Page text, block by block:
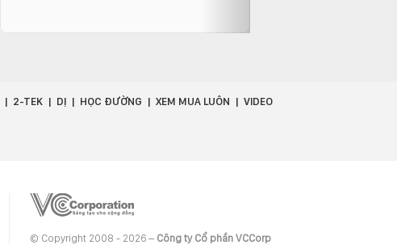
2-TEK DỊ HỌC ĐƯỜNG XEM MUA LUÔN VIDEO
© Copyright 2008 - 2026 – Công ty Cổ phần VCCorp